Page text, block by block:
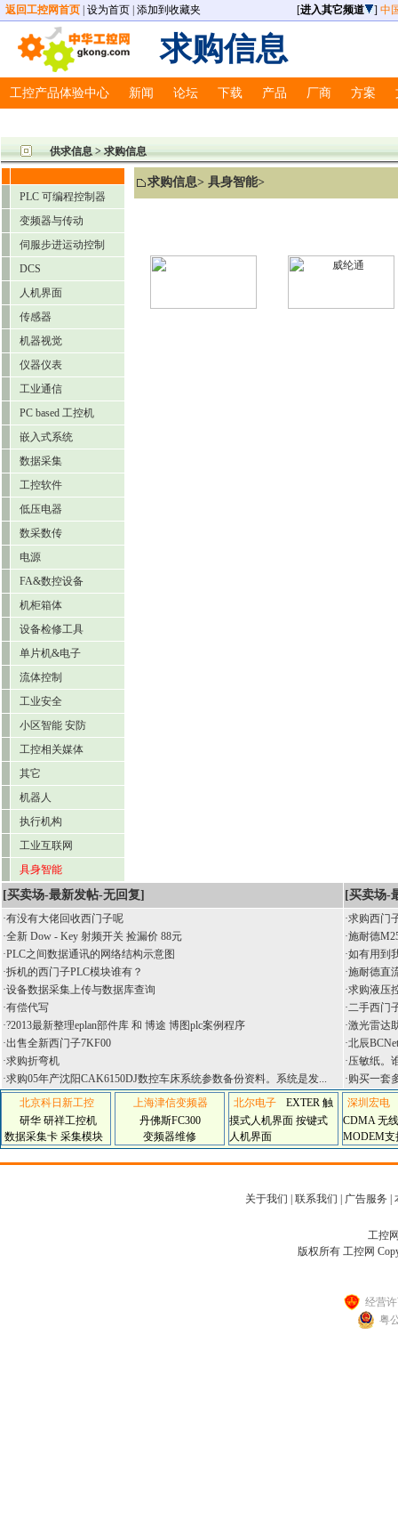
返回工控网首页 设为首页 添加到收藏夹 [进入其它频道 ] 中
求购信息
工控产品体验中心 新闻 论坛 下载 产品 厂商 方案
供求信息 > 求购信息
PLC 可编程控制器
变频器与传动
伺服步进运动控制
DCS
人机界面
传感器
机器视觉
仪器仪表
工业通信
PC based 工控机
嵌入式系统
数据采集
工控软件
低压电器
数采数传
电源
FA&数控设备
机柜箱体
设备检修工具
单片机&电子
流体控制
工业安全
小区智能 安防
工控相关媒体
其它
机器人
执行机构
工业互联网
具身智能
求购信息> 具身智能>
[买卖场-最新发帖-无回复] [买卖场-
·有没有大佬回收西门子呢
·全新 Dow - Key 射频开关 捡漏价 88元
·PLC之间数据通讯的网络结构示意图
·拆机的西门子PLC模块谁有？
·设备数据采集上传与数据库查询
·有偿代写
·?2013最新整理eplan部件库 和 博途 博图plc案例程序
·出售全新西门子7KF00
·求购折弯机
·求购05年产沈阳CAK6150DJ数控车床系统参数备份资料。系统是发...
·求购西门
·施耐德
·如有用到
·施耐德直
·求购液压
·二手西门
·激光雷达
·北辰
·压敏纸。
·购买一套
北京科日新工控
研华 研祥工控机
数据采集卡 采集模块
上海津信变频器
丹佛斯FC300
变频器维修
北尔电子
EXTER 触
摸式人机界面 按键式
人机界面
深圳宏电
CDMA 无
MODEM支
关于我们 联系我们 广告服务
工控
版权所有 工控网
经营
粤